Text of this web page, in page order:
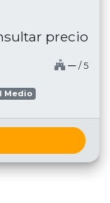
precio
─ / 5
Medio